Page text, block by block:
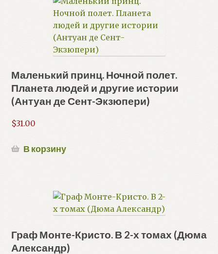
Маленький принц. Ночной полет.
Планета людей и другие истории
(Антуан де Сент-Экзюпери)
$31.00
В корзину
Граф Монте-Кристо. В 2-х томах (Дюма
Александр)